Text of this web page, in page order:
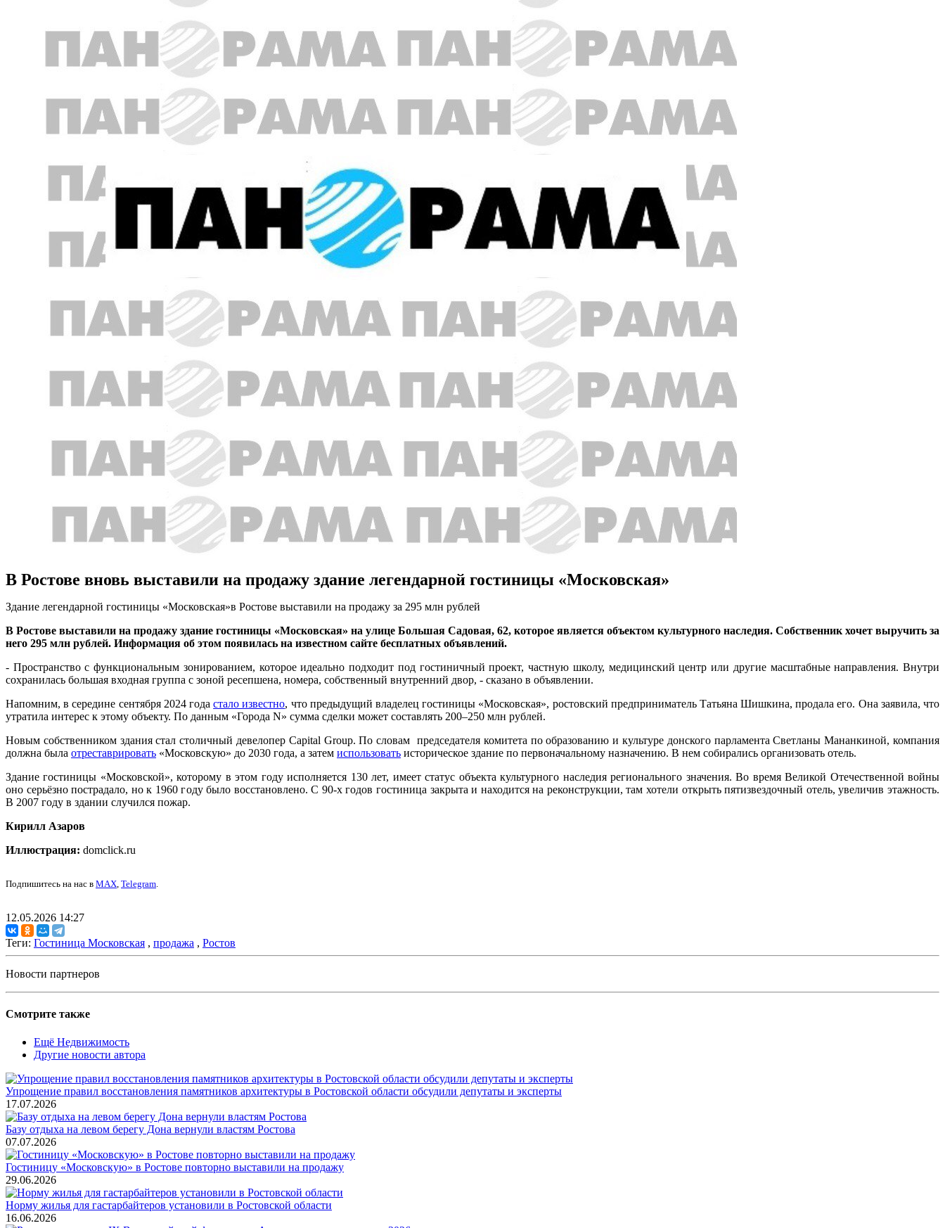
В Ростове вновь выставили на продажу здание легендарной гостиницы «Московская»
Здание легендарной гостиницы «Московская»в Ростове выставили на продажу за 295 млн рублей
В Ростове выставили на продажу здание гостиницы «Московская» на улице Большая Садовая, 62, которое является объектом культурного наследия. Собственник хочет выручить за
него 295 млн рублей. Информация об этом появилась на известном сайте бесплатных объявлений.
- Пространство с функциональным зонированием, которое идеально подходит под гостиничный проект, частную школу, медицинский центр или другие масштабные направления. Внутри
сохранилась большая входная группа с зоной ресепшена, номера, собственный внутренний двор, - сказано в объявлении.
Напомним, в середине сентября 2024 годастало известно, что предыдущий владелец гостиницы «Московская», ростовский предприниматель Татьяна Шишкина, продала его. Она заявила, что
утратила интерес к этому объекту. По данным «Города N» сумма сделки может составлять 200–250 млн рублей.
Новым собственником здания стал столичный девелопер Capital Group. По словам председателя комитета по образованию и культуре донского парламента Светланы Мананкиной, компания
должна была отреставрировать «Московскую» до 2030 года, а затем использовать историческое здание по первоначальному назначению. В нем собирались организовать отель.
Здание гостиницы «Московской», которому в этом году исполняется 130 лет, имеет статус объекта культурного наследия регионального значения. Во время Великой Отечественной войны
оно серьёзно пострадало, но к 1960 году было восстановлено. С 90-х годов гостиница закрыта и находится на реконструкции, там хотели открыть пятизвездочный отель, увеличив этажность.
В 2007 году в здании случился пожар.
Кирилл Азаров
Иллюстрация: domclick.ru
Подпишитесь на нас в MAX, Telegram.
12.05.2026 14:27
Теги: Гостиница Московская , продажа , Ростов
Новости партнеров
Смотрите также
Ещё Недвижимость
Другие новости автора
Упрощение правил восстановления памятников архитектуры в Ростовской области обсудили депутаты и эксперты
17.07.2026
Базу отдыха на левом берегу Дона вернули властям Ростова
07.07.2026
Гостиницу «Московскую» в Ростове повторно выставили на продажу
29.06.2026
Норму жилья для гастарбайтеров установили в Ростовской области
16.06.2026